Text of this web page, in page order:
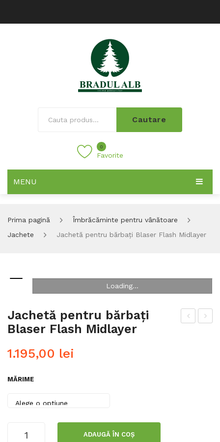
Cautare
0
Favorite
MENU
Prima pagină
Îmbrăcăminte pentru vânătoare
Jachete
Jachetă pentru bărbați Blaser Flash Midlayer
Loading...
Jachetă pentru bărbați
Blaser Flash Midlayer
1.195,00 lei
MĂRIME
Jachetă
ADAUGĂ ÎN COȘ